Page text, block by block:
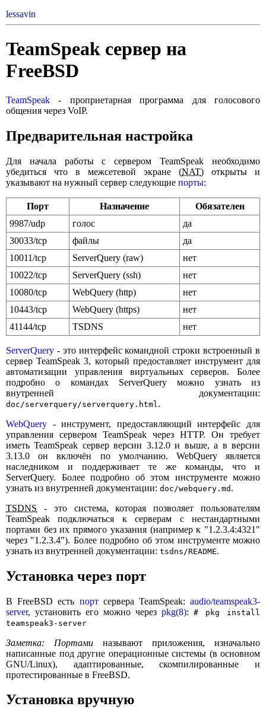
lessavin
TeamSpeak сервер на
FreeBSD
TeamSpeak - проприетарная программа для голосового
общения через VoIP.
Предварительная настройка
Для начала работы с сервером TeamSpeak необходимо
убедиться что в межсетевой экране (NAT) открыты и
указывают на нужный сервер следующие порты:
Порт Назначение
Обязателен
9987/udp
голос
да
30033/tcp
файлы
да
10011/tcp
ServerQuery (raw)
нет
10022/tcp
ServerQuery (ssh)
нет
10080/tcp
WebQuery (http)
нет
10443/tcp
WebQuery (https)
нет
41144/tcp
TSDNS нет
ServerQuery - это интерфейс командной строки встроенный в
сервер TeamSpeak 3, который предоставляет инструмент для
автоматизации управления виртуальных серверов. Более
подробно о командах ServerQuery можно узнать из
внутренней документации:
doc/serverquery/serverquery.html .
WebQuery - инструмент, предоставляющий интерфейс для
управления сервером TeamSpeak через HTTP. Он требует
иметь TeamSpeak сервер версии 3.12.0 и выше, а в версии
3.13.0 он включён по умолчанию. WebQuery является
наследником и поддерживает те же команды, что и
ServerQuery. Более подробно об этом инструменте можно
узнать из внутренней документации: doc/webquery.md .
TSDNS - это система, которая позволяет пользователям
TeamSpeak подключаться к серверам с нестандартными
портами без их прямого указания (например к "1.2.3.4:4321"
через "1.2.3.4"). Более подробно об этом инструменте можно
узнать из внутренней документации: tsdns/README.
Установка через порт
В FreeBSD есть портсервера TeamSpeak: audio/teamspeak3-
server, установить его можно через pkg(8): # pkg install
teamspeak3-server
Заметка: Портами называют приложения, изначально
написанные под другие операционные системы (в основном
GNU/Linux), адаптированные, скомпилированные и
протестированные в FreeBSD.
Установка вручную